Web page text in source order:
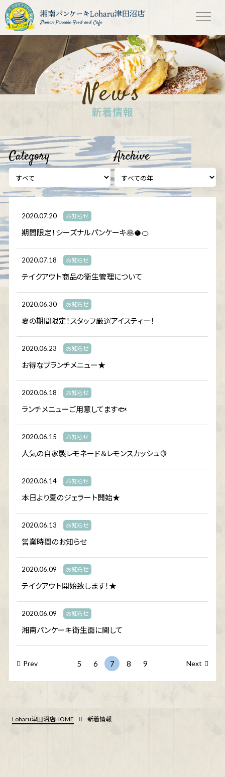
Shonan Pancake Food and Cafe
News
新着情報
Category Archive
2020.07.20 お知らせ
期間限定！シーズナルパンケーキ🥞🥥🍊
2020.07.18 お知らせ
テイクアウト商品の衛生管理について
2020.06.30 お知らせ
夏の期間限定！スタッフ厳選アイスティー！
2020.06.23 お知らせ
お得なブランチメニュー★
2020.06.18 お知らせ
ランチメニューご用意してます🐟
2020.06.15 お知らせ
人気の自家製レモネード＆レモンスカッシュ🍋
2020.06.14 お知らせ
本日より夏のジェラート開始★
2020.06.13 お知らせ
営業時間のお知らせ
2020.06.09 お知らせ
テイクアウト開始致します！★
2020.06.09 お知らせ
湘南パンケーキ衛生面に関して
Prev 5 6 7 8 9 Next
Loharu津田沼店HOME 新着情報